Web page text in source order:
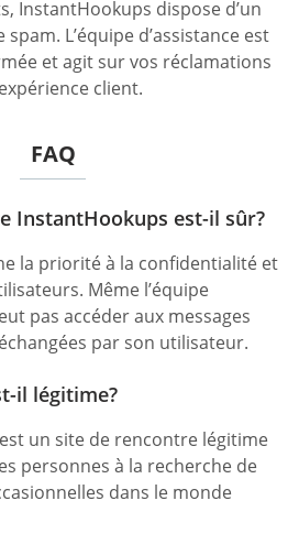
InstantHookups dispose d’un
L’équipe d’assistance est
et agit sur vos réclamations
client.
FAQ
InstantHookups est-il sûr?
la priorité à la confidentialité et
Même l’équipe
pas accéder aux messages
par son utilisateur.
il légitime?
un site de rencontre légitime
personnes à la recherche de
dans le monde